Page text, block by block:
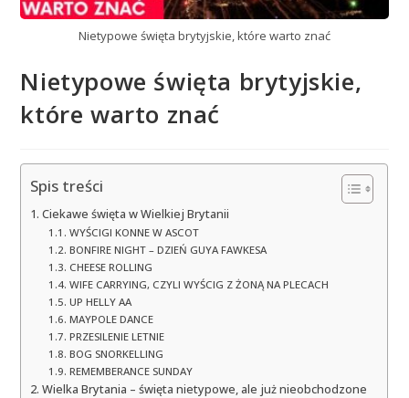
Nietypowe święta brytyjskie, które warto znać
Nietypowe święta brytyjskie,
które warto znać
Spis treści
Ciekawe święta w Wielkiej Brytanii
WYŚCIGI KONNE W ASCOT
BONFIRE NIGHT – DZIEŃ GUYA FAWKESA
CHEESE ROLLING
WIFE CARRYING, CZYLI WYŚCIG Z ŻONĄ NA PLECACH
UP HELLY AA
MAYPOLE DANCE
PRZESILENIE LETNIE
BOG SNORKELLING
REMEMBERANCE SUNDAY
Wielka Brytania – święta nietypowe, ale już nieobchodzone